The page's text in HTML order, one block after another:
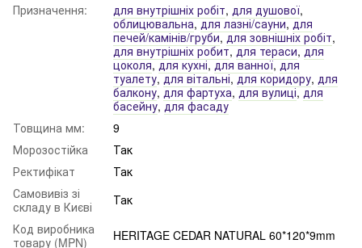
Призначення:
для внутрішніх робіт, для душової,
облицювальна,для лазні/сауни,для
печей/камінів/груби,для зовнішніх робіт,
для внутрішніх робит,для тераси,для
цоколя,для кухні,для ванної,для
туалету,для вітальні,для коридору, для
балкону, для фартуха,для вулиці,для
басейну,для фасаду
Товщина мм:
9
Морозостійка
Так
Ректифікат
Так
Самовивіз зі
складу в Києві
Так
Код виробника
товару (MPN)
HERITAGE CEDAR NATURAL 60*120*9mm